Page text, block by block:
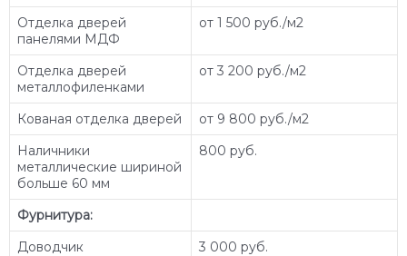
Отделка дверей
панелями МДФ
от 1 500 руб./м2
Отделка дверей
металлофиленками
от 3 200 руб./м2
Кованая отделка дверей
от 9 800 руб./м2
Наличники
металлические шириной
больше 60 мм
800 руб.
Фурнитура:
Доводчик
3 000 руб.